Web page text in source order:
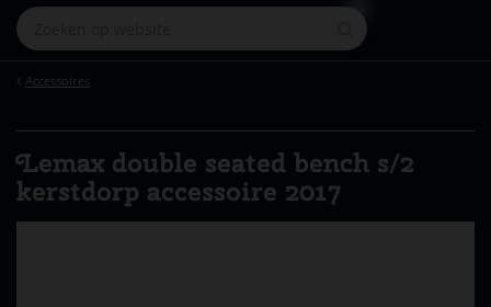
Accessoires
Lemax double seated bench s/2
kerstdorp accessoire 2017